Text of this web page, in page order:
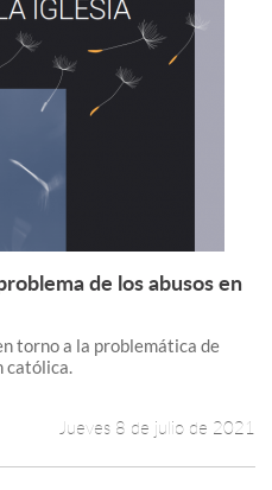
Leer más +
de los abusos en
torno a la problemática de
católica.
Jueves 8 de julio de 2021